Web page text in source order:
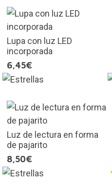
Lupa con luz LED
incorporada
6,45€
Luz de lectura en forma
de pajarito
8,50€